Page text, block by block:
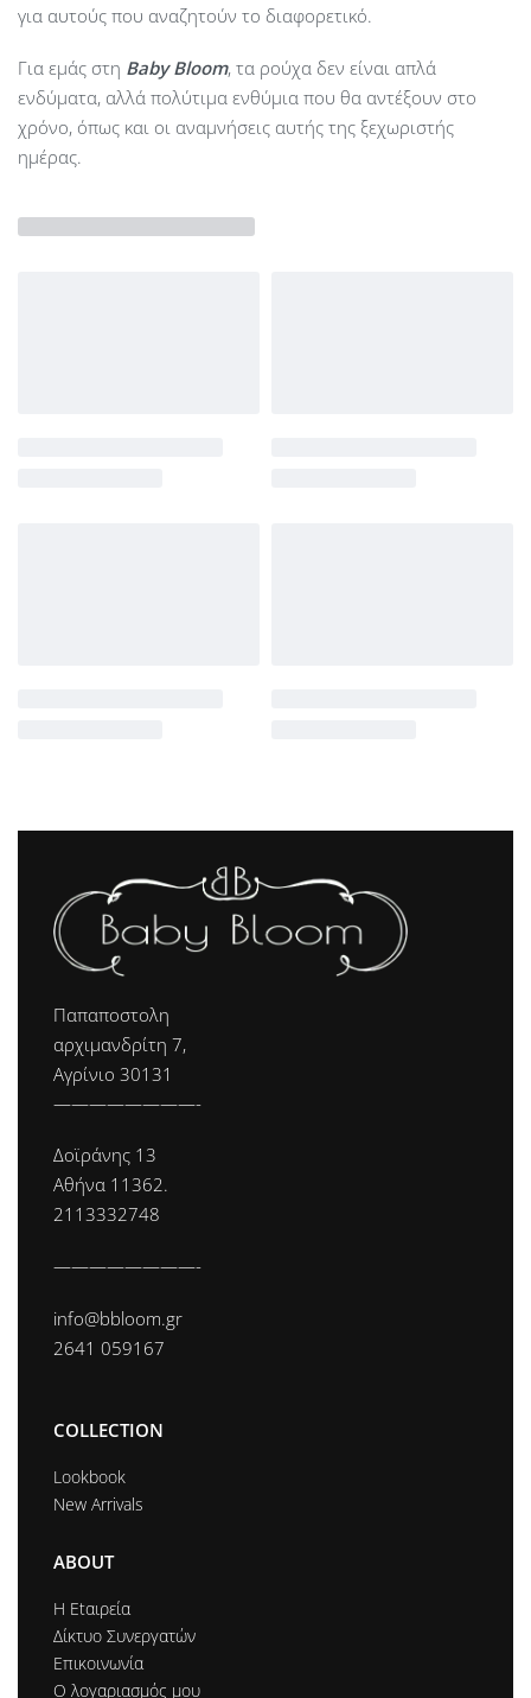
για αυτούς που αναζητούν το διαφορετικό.
Για εμάς στη Baby Bloom, τα ρούχα δεν είναι απλά
ενδύματα, αλλά πολύτιμα ενθύμια που θα αντέξουν στο
χρόνο, όπως και οι αναμνήσεις αυτής της ξεχωριστής
ημέρας.
Παπαποστολη
αρχιμανδρίτη 7,
Αγρίνιο 30131
————————-
Δοϊράνης 13
Αθήνα 11362.
2113332748
————————-
info@bbloom.gr
2641 059167
COLLECTION
Lookbook
New Arrivals
ABOUT
Η Εtαιρεία
Δίκτυο Συνεργατών
Επικοινωνία
Ο λογαριασμός μου